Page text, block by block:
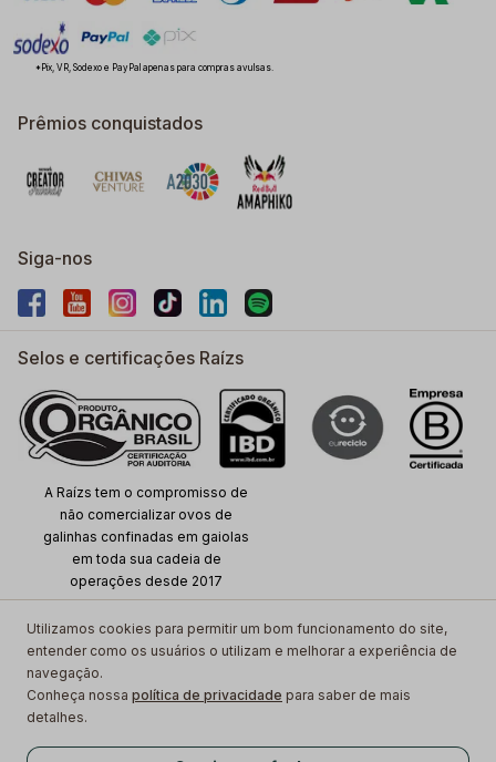
*Pix, VR, Sodexo e PayPal apenas para compras avulsas.
Prêmios conquistados
Siga-nos
Selos e certificações Raízs
A Raízs tem o compromisso de
não comercializar ovos de
galinhas confinadas em gaiolas
em toda sua cadeia de
operações desde 2017
Copyright ©2026www.raizs.com.br, TODOS OS DIREITOS
RESERVADOS. As fotos aqui divulgadas, logotipo e marca são de
propriedade do site www.raizs.com.br. É vetada sua reprodução, total
ou parcial, sem a expressa autorização da Raízs. Av. Mofarrej, 1100 -
Vila Leopoldina, São Paulo - SP, 05311-000. CNPJ- 23 765 766 /0001-
Utilizamos cookies para permitir um bom funcionamento do site,
entender como os usuários o utilizam e melhorar a experiência de
navegação.
Conheça nossa política de privacidade para saber de mais
detalhes.